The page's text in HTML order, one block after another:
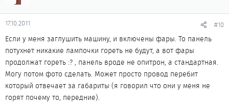
17.10.2011 #10
Если у меня заглушить машину, и включены фары. То панель
потухнет никакие лампочки гореть не будут, а вот фары
продолжат гореть :? , панель вроде не опитрон, а стандартная.
Могу потом фото сделать. Может просто провод перебит
который отвечает за габариты (я говорил что они у меня не
горят почему то, передние).